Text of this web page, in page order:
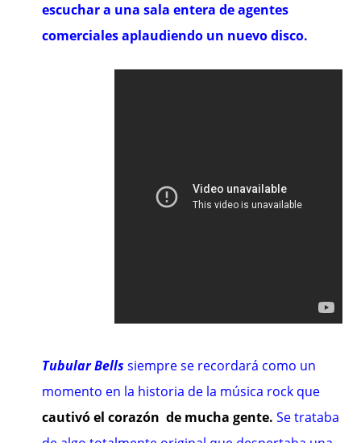
escuchar a una sala entera de agentes
comerciales aplaudiendo un nuevo disco.
Tubular Bells siempre se recordará como un
momento en la historia de la música rock que
cautivó el corazón de mucha gente. Se trataba